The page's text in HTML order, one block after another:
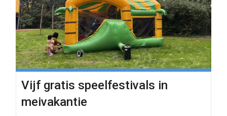
Vijf gratis speelfestivals in
meivakantie